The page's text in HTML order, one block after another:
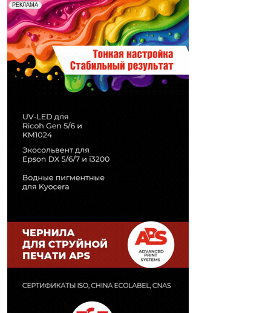
РЕКЛАМА
Реклама. Рекламодатель ООО "Передовые Системы
Печати" erid: 2SDnjd2d4Qz